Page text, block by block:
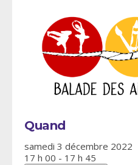
Quand
samedi 3 décembre 2022
17 h 00 - 17 h 45